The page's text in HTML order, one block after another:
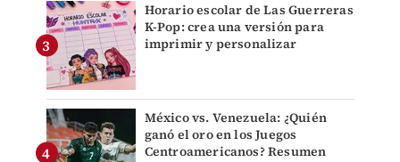
Horario escolar de Las Guerreras
K-Pop: crea una versión para
imprimir y personalizar
México vs. Venezuela: ¿Quién
ganó el oro en los Juegos
Centroamericanos? Resumen